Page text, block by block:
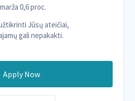
0,6 proc.
Jūsų ateičiai,
gali nepakakti.
Apply Now